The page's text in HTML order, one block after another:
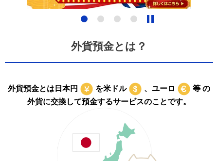
外貨預金とは？
外貨預金とは日本円 を米ドル 、ユーロ
等 の
外貨に交換して預金するサービスのことです。